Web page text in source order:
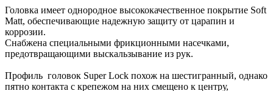
Головка имеет однородное высококачественное покрытие Soft
Matt, обеспечивающие надежную защиту от царапин и
коррозии.
Снабжена специальными фрикционными насечками,
предотвращающими выскальзывание из рук.
Профиль головок Super Lock похож на шестигранный, однако
пятно контакта с крепежом на них смещено к центру,